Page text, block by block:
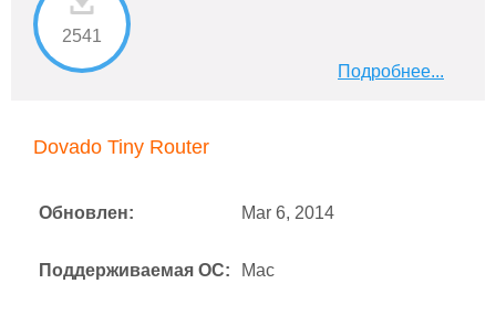
2541
Подробнее...
Dovado Tiny Router
Обновлен: Mar 6, 2014
Поддерживаемая ОС: Mac